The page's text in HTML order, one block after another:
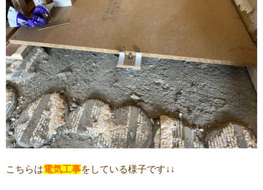
こちらは電気工事をしている様子です↓↓